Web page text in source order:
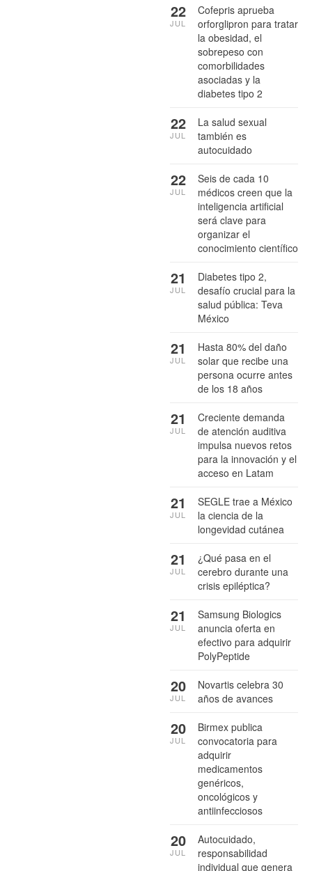
Cofepris aprueba
orforglipron para tratar
la obesidad, el
sobrepeso con
comorbilidades
asociadas y la
diabetes tipo 2
22
JUL
La salud sexual
también es
autocuidado
22
JUL
Seis de cada 10
médicos creen que la
inteligencia artificial
será clave para
organizar el
conocimiento científico
22
JUL
Diabetes tipo 2,
desafío crucial para la
salud pública: Teva
México
21
JUL
Hasta 80% del daño
solar que recibe una
persona ocurre antes
de los 18 años
21
JUL
Creciente demanda
de atención auditiva
impulsa nuevos retos
para la innovación y el
acceso en Latam
21
JUL
SEGLE trae a México
la ciencia de la
longevidad cutánea
21
JUL
¿Qué pasa en el
cerebro durante una
crisis epiléptica?
21
JUL
Samsung Biologics
anuncia oferta en
efectivo para adquirir
PolyPeptide
21
JUL
Novartis celebra 30
años de avances
20
JUL
Birmex publica
convocatoria para
adquirir
medicamentos
genéricos,
oncológicos y
antiinfecciosos
20
JUL
Autocuidado,
responsabilidad
individual que genera
20
JUL